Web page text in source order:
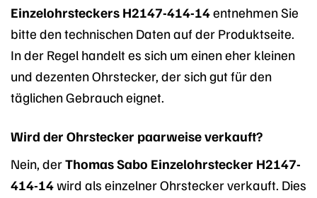
Einzelohrsteckers H2147-414-14entnehmen Sie
bitte den technischen Daten auf der Produktseite.
In der Regel handelt es sich um einen eher kleinen
und dezenten Ohrstecker, der sich gut für den
täglichen Gebrauch eignet.
Wird der Ohrstecker paarweise verkauft?
Nein, derThomas Sabo Einzelohrstecker H2147-
414-14wird als einzelner Ohrstecker verkauft. Dies